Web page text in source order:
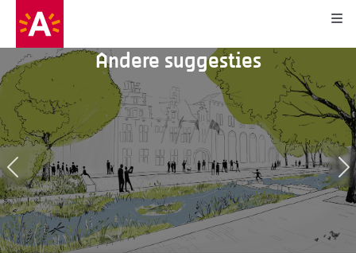
Andere suggesties